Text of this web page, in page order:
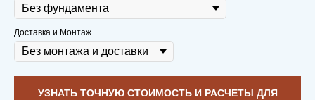
Доставка и Монтаж
УЗНАТЬ ТОЧНУЮ СТОИМОСТЬ И РАСЧЕТЫ ДЛЯ